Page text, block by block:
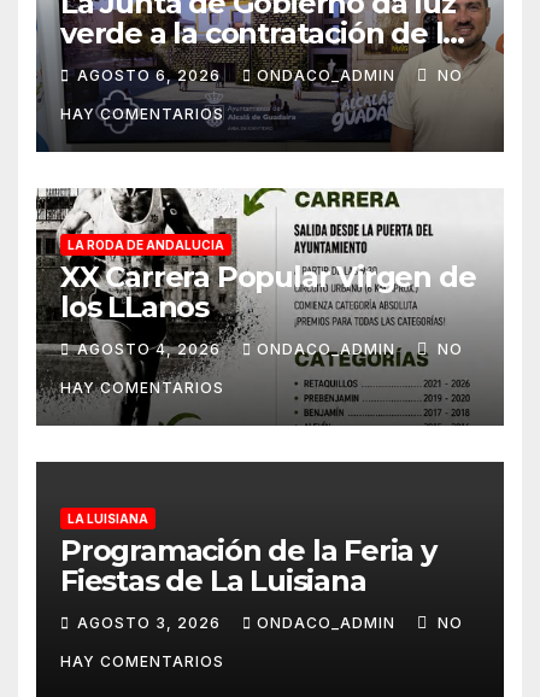
verde a la contratación de las
obras de ampliación del
Museo de Alcalá
AGOSTO 6, 2026 ONDACO_ADMIN NO
HAY COMENTARIOS
LA RODA DE ANDALUCIA
XX Carrera Popular Virgen de
los LLanos
AGOSTO 4, 2026 ONDACO_ADMIN NO
HAY COMENTARIOS
LA LUISIANA
Programación de la Feria y
Fiestas de La Luisiana
AGOSTO 3, 2026 ONDACO_ADMIN NO
HAY COMENTARIOS